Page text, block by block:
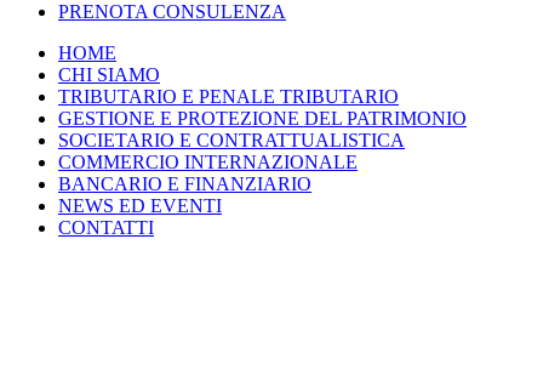
PRENOTA CONSULENZA
HOME
CHI SIAMO
TRIBUTARIO E PENALE TRIBUTARIO
GESTIONE E PROTEZIONE DEL PATRIMONIO
SOCIETARIO E CONTRATTUALISTICA
COMMERCIO INTERNAZIONALE
BANCARIO E FINANZIARIO
NEWS ED EVENTI
CONTATTI